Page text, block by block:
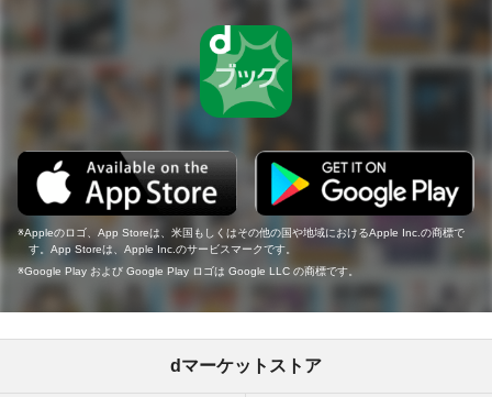
Appleのロゴ、App Storeは、米国もしくはその他の国や地域におけるApple Inc.の商標で
す。App Storeは、Apple Inc.のサービスマークです。
Google Play および Google Play ロゴは Google LLC の商標です。
dマーケットストア